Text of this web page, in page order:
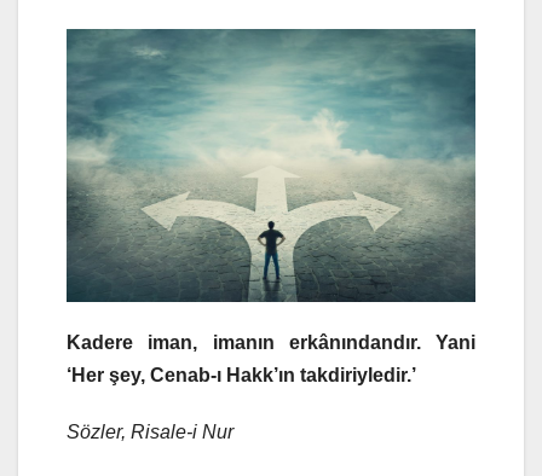
Kadere iman, imanın erkânındandır. Yani
‘Her şey, Cenab-ı Hakk’ın takdiriyledir.’
Sözler, Risale-i Nur